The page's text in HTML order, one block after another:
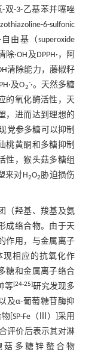
-双-3-乙基苯并噻唑
6-sulfonic
由基（superoxide
·OH及DPPH·，阿
清除能力，藤椒籽
及O2
-·。天然多糖
的氧化酶活性，天
，进而达到理想的
党参多糖可以抑制
桃黄酮和多糖抑制
性，猴头菇多糖组
来对H2O2胁迫损伤
（羟基、羧基及氨
成络合物。由于天
作用，与金属离子
现相应的抗氧化作
糖和金属离子络合
等[24-25]研究发现多
及α-葡萄糖苷酶抑
[SP-Fe（Ⅲ）]采用
评价后表示其对淋
菇多糖锌螯合物